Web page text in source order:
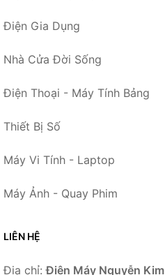
Điện Gia Dụng
Nhà Cửa Đời Sống
Điện Thoại - Máy Tính Bảng
Thiết Bị Số
Máy Vi Tính - Laptop
Máy Ảnh - Quay Phim
LIÊN HỆ
Địa chỉ:Điện Máy Nguyễn Kim